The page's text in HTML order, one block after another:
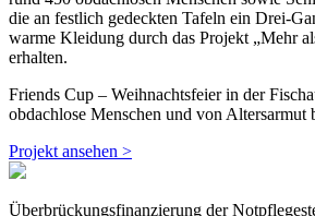
Friends Cup – Weihnachtsfeier in der
obdachlose Menschen und von Altersarmut
Projekt ansehen >
Überbrückungsfinanzierung der